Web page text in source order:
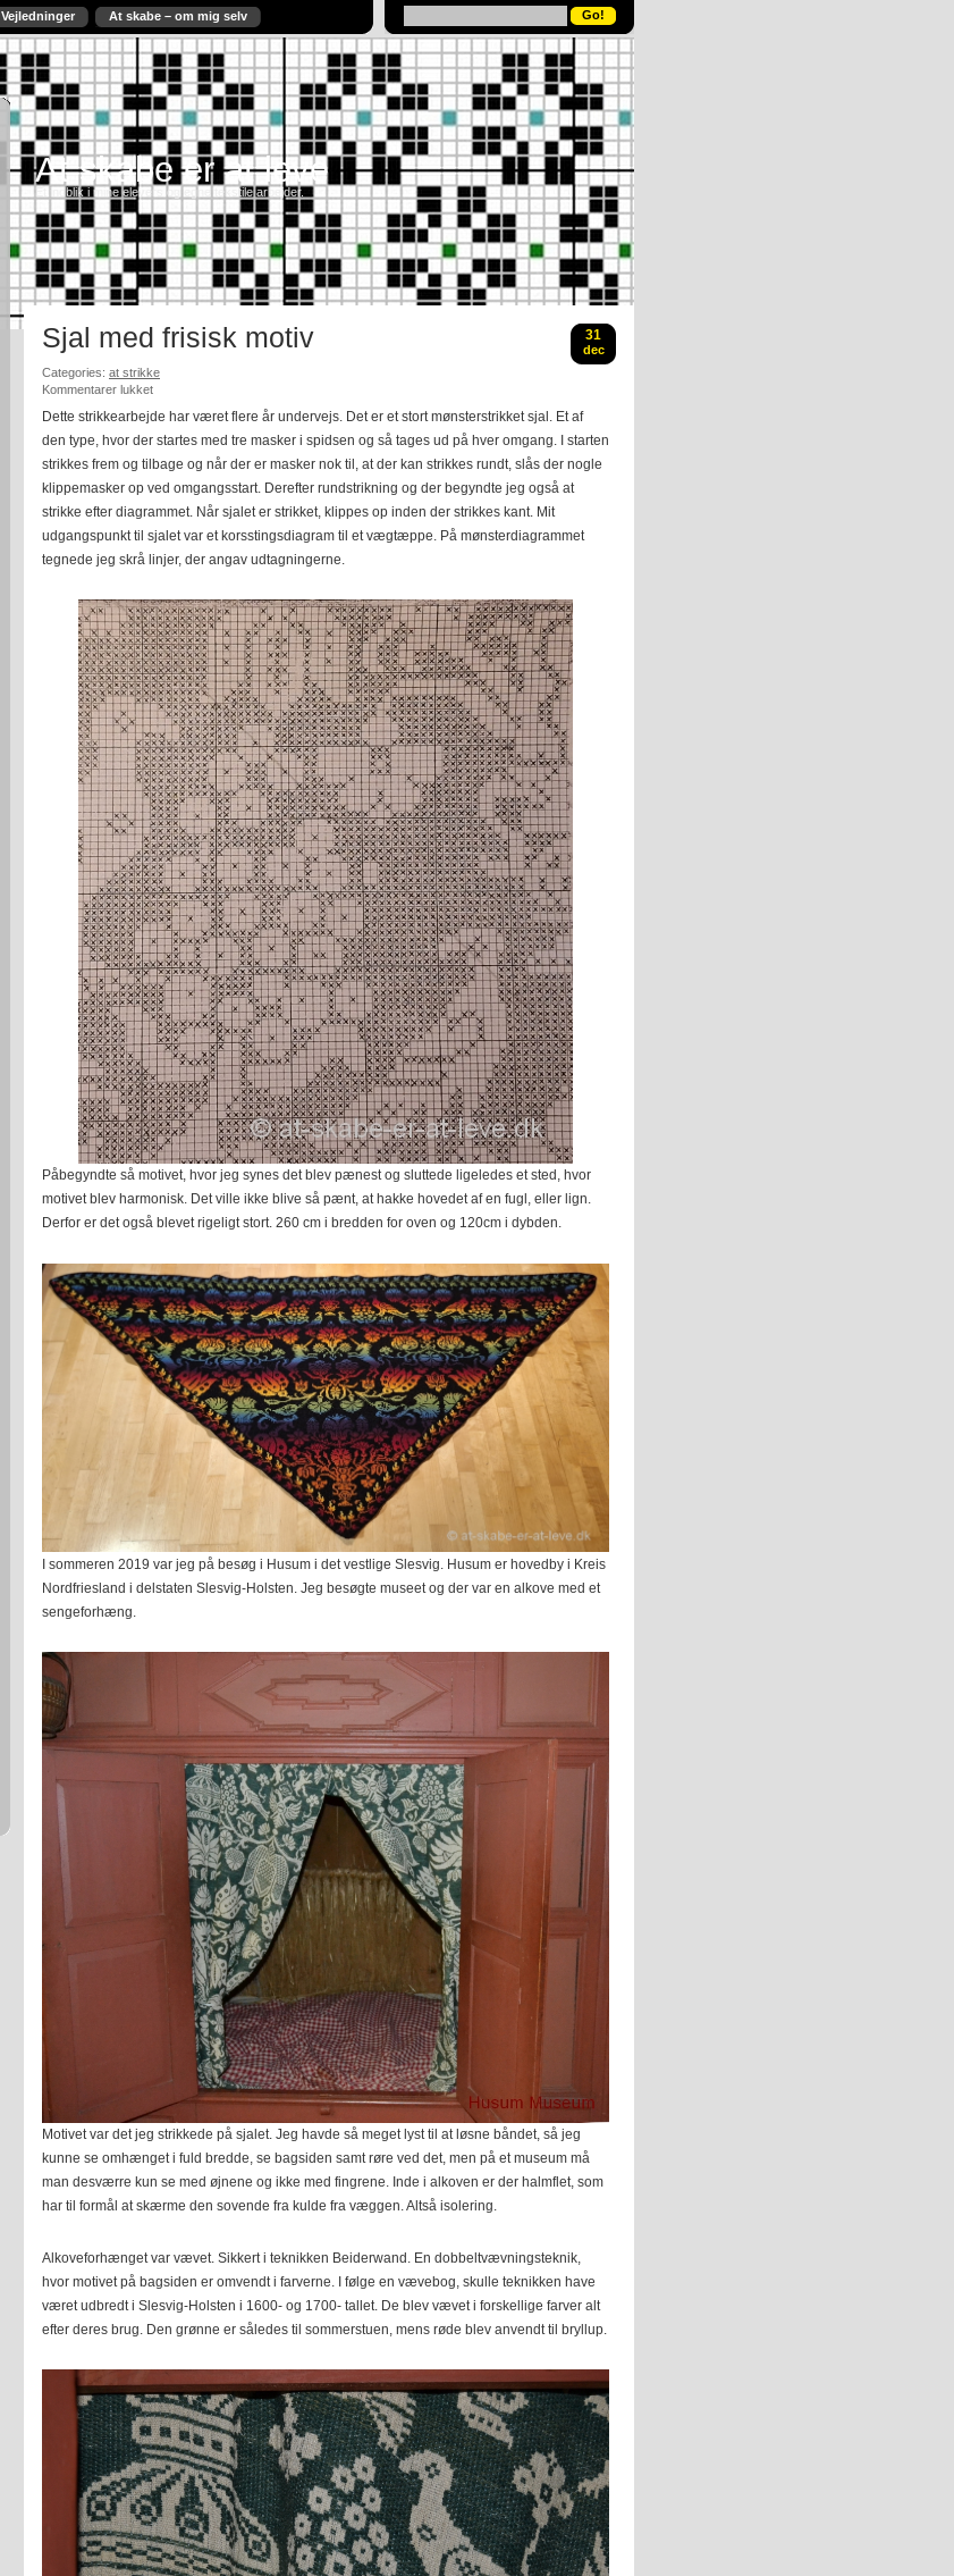
Vejledninger At skabe – om mig selv
At skabe er at leve
Et indblik i mine elevers og egne tekstile arbejder.
Sjal med frisisk motiv 31
dec
Categories: at strikke
Kommentarer lukkettil
med
frisisk
motiv
Dette strikkearbejde har været flere år undervejs. Det er et stort mønsterstrikket sjal. Et af
den type, hvor der startes med tre masker i spidsen og så tages ud på hver omgang. I starten
strikkes frem og tilbage og når der er masker nok til, at der kan strikkes rundt, slås der nogle
klippemasker op ved omgangsstart. Derefter rundstrikning og der begyndte jeg også at
strikke efter diagrammet. Når sjalet er strikket, klippes op inden der strikkes kant. Mit
udgangspunkt til sjalet var et korsstingsdiagram til et vægtæppe. På mønsterdiagrammet
tegnede jeg skrå linjer, der angav udtagningerne.
Påbegyndte så motivet, hvor jeg synes det blev pænest og sluttede ligeledes et sted, hvor
motivet blev harmonisk. Det ville ikke blive så pænt, at hakke hovedet af en fugl, eller lign.
Derfor er det også blevet rigeligt stort. 260 cm i bredden for oven og 120cm i dybden.
I sommeren 2019 var jeg på besøg i Husum i det vestlige Slesvig. Husum er hovedby i Kreis
Nordfriesland i delstaten Slesvig-Holsten. Jeg besøgte museet og der var en alkove med et
sengeforhæng.
Motivet var det jeg strikkede på sjalet. Jeg havde så meget lyst til at løsne båndet, så jeg
kunne se omhænget i fuld bredde, se bagsiden samt røre ved det, men på et museum må
man desværre kun se med øjnene og ikke med fingrene. Inde i alkoven er der halmflet, som
har til formål at skærme den sovende fra kulde fra væggen. Altså isolering.
Alkoveforhænget var vævet. Sikkert i teknikken Beiderwand. En dobbeltvævningsteknik,
hvor motivet på bagsiden er omvendt i farverne. I følge en vævebog, skulle teknikken have
været udbredt i Slesvig-Holsten i 1600- og 1700- tallet. De blev vævet i forskellige farver alt
efter deres brug. Den grønne er således til sommerstuen, mens røde blev anvendt til bryllup.